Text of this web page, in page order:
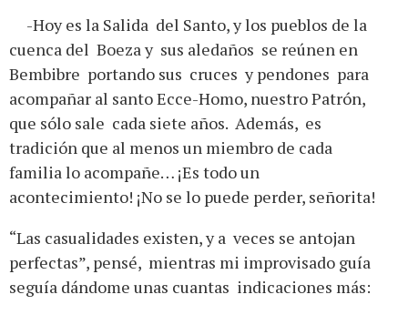
-Hoy es la Salida del Santo, y los pueblos de la
cuenca del Boeza y sus aledaños se reúnen en
Bembibre portando sus cruces y pendones para
acompañar al santo Ecce-Homo, nuestro Patrón,
que sólo sale cada siete años. Además, es
tradición que al menos un miembro de cada
familia lo acompañe… ¡Es todo un
acontecimiento! ¡No se lo puede perder, señorita!
“Las casualidades existen, y a veces se antojan
perfectas”, pensé, mientras mi improvisado guía
seguía dándome unas cuantas indicaciones más: